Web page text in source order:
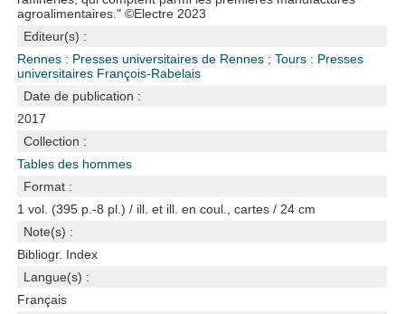
agroalimentaires." ©Electre 2023
Editeur(s) :
Rennes : Presses universitaires de Rennes ;Tours : Presses
universitaires François-Rabelais
Date de publication :
2017
Collection :
Tables des hommes
Format :
1 vol. (395 p.-8 pl.) / ill. et ill. en coul., cartes / 24 cm
Note(s) :
Bibliogr. Index
Langue(s) :
Français